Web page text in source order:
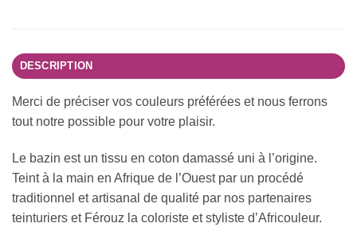
DESCRIPTION
Merci de préciser vos couleurs préférées et nous ferrons
tout notre possible pour votre plaisir.
Le bazin est un tissu en coton damassé uni à l’origine.
Teint à la main en Afrique de l’Ouest par un procédé
traditionnel et artisanal de qualité par nos partenaires
teinturiers et Férouz la coloriste et styliste d’Africouleur.